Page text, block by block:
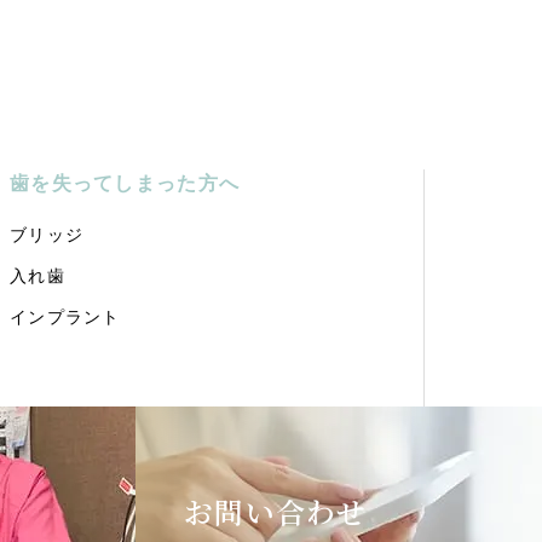
歯を失ってしまった方へ
ブリッジ
入れ歯
インプラント
お問い合わせ